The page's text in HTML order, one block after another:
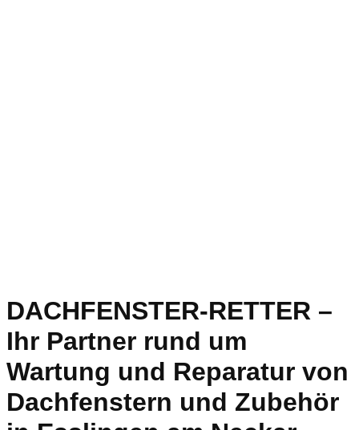
DACHFENSTER-RETTER –
Ihr Partner rund um
Wartung und Reparatur von
Dachfenstern und Zubehör